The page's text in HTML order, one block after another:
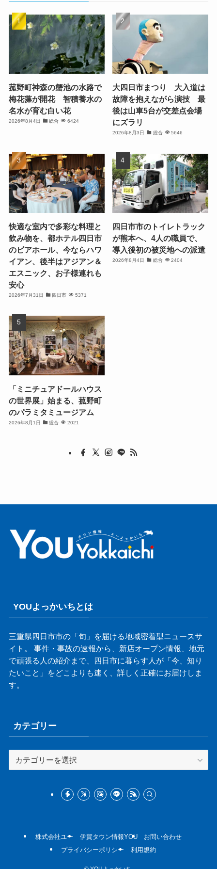
菰野町神森の蟹池の水路で
梅花藻が開花 智積養水の
名水が育む白い花
2026年8月4日 総合 6424
大四日市まつり 大入道は
故障を抱えながら演技 最
後は山車5台が交差点会場
にズラリ
2026年8月3日 総合 5646
快適な室内で多彩な料理と
飲み物を、都ホテル四日市
のビアホール、今ならハワ
イアン、後半はアジアン＆
エスニック、お子様連れも
安心
2026年7月31日 四日市 5371
四日市市のトイレトラック
が熊本へ、4人の職員で、
導入後初の被災地への派遣
2026年8月4日 総合 2404
「ミニチュアドールハウス
の世界展」始まる、菰野町
のパラミタミュージアム
2026年8月1日 総合 2021
YOUよっかいちとは
三重県四日市市の「旬」を届ける地域密着型ニュースサ
イト。 事件・事故の速報から、新店オープン情報、地元
で頑張る人の紹介まで、四日市に暮らす人が「今、知り
たいこと」をどこよりも速く、詳しく正確にお届けしま
す。
カテゴリー
テ
株式会社ユー 伊賀タウン情報YOU
お問い合わせ
プライバシーポリシー
利用規約